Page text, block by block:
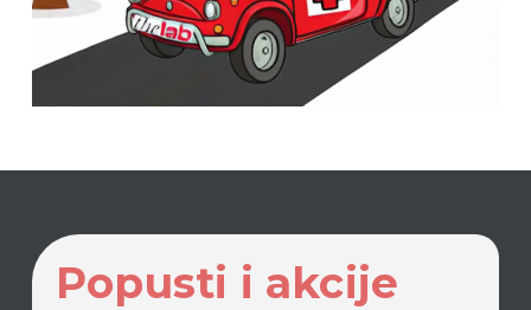
Popusti i akcije